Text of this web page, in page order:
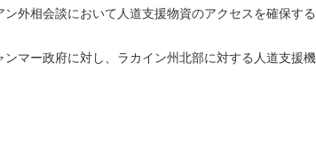
外相会談において人道支援物資のアクセスを確保す
マー政府に対し、ラカイン州北部に対する人道支援